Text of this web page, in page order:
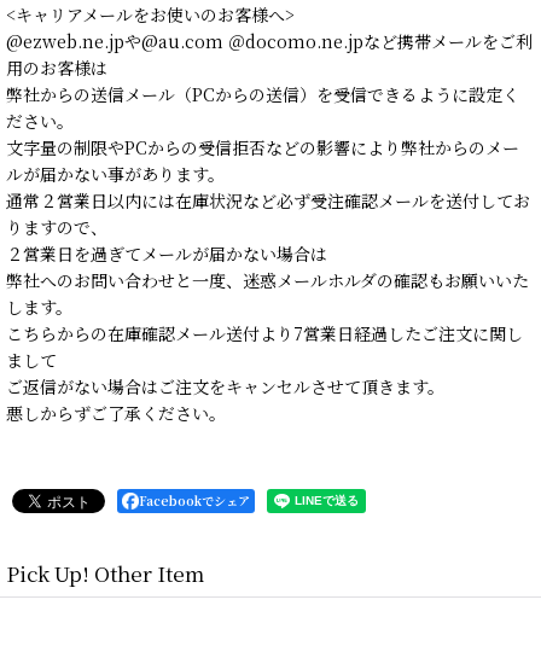
<キャリアメールをお使いのお客様へ>
@ezweb.ne.jpや@au.com ＠docomo.ne.jpなど携帯メールをご利
用のお客様は
弊社からの送信メール（PCからの送信）を受信できるように設定く
ださい。
文字量の制限やPCからの受信拒否などの影響により弊社からのメー
ルが届かない事があります。
通常２営業日以内には在庫状況など必ず受注確認メールを送付してお
りますので、
２営業日を過ぎてメールが届かない場合は
弊社へのお問い合わせと一度、迷惑メールホルダの確認もお願いいた
します。
こちらからの在庫確認メール送付より7営業日経過したご注文に関し
まして
ご返信がない場合はご注文をキャンセルさせて頂きます。
悪しからずご了承ください。
Facebookでシェア
Pick Up! Other Item